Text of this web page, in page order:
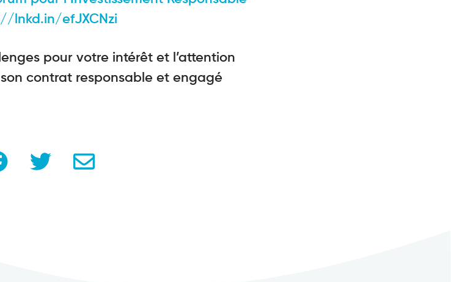
lnkd.in/efJXCNzi
pour votre intérêt et l’attention
contrat responsable et engagé